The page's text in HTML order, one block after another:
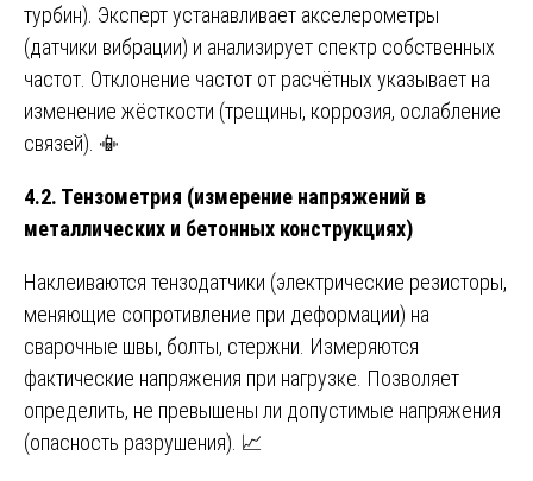
турбин). Эксперт устанавливает акселерометры
(датчики вибрации) и анализирует спектр собственных
частот. Отклонение частот от расчётных указывает на
изменение жёсткости (трещины, коррозия, ослабление
связей). 📳
4.2. Тензометрия (измерение напряжений в
металлических и бетонных конструкциях)
Наклеиваются тензодатчики (электрические резисторы,
меняющие сопротивление при деформации) на
сварочные швы, болты, стержни. Измеряются
фактические напряжения при нагрузке. Позволяет
определить, не превышены ли допустимые напряжения
(опасность разрушения). 📈